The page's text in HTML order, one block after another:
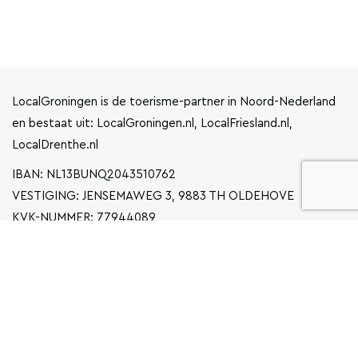
LocalGroningen is de toerisme-partner in Noord-Nederland
en bestaat uit: LocalGroningen.nl, LocalFriesland.nl,
LocalDrenthe.nl
IBAN: NL13BUNQ2043510762
VESTIGING: JENSEMAWEG 3, 9883 TH OLDEHOVE
KVK-NUMMER: 77944089